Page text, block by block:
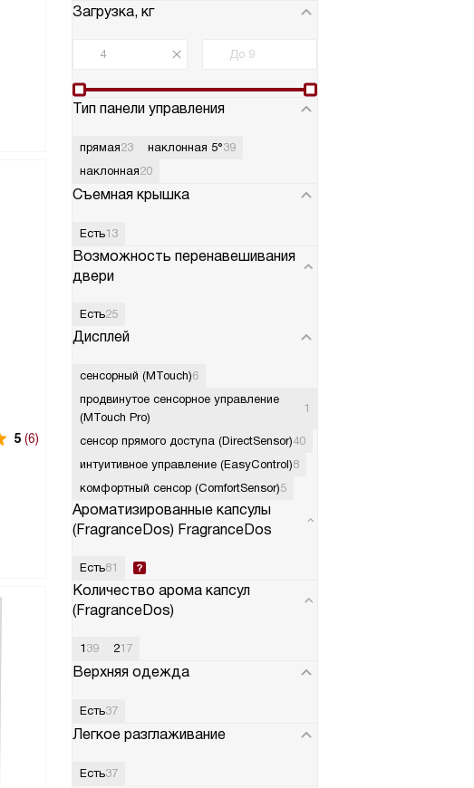
Загрузка, кг
Тип панели управления
прямая23 наклонная 5°39
наклонная20
Съемная крышка
Есть13
Возможность перенавешивания
двери
Есть25
Дисплей
сенсорный (MTouch)6
продвинутое сенсорное управление
(MTouch Pro)
1
сенсор прямого доступа (DirectSensor)40
интуитивное управление (EasyControl)8
комфортный сенсор (ComfortSensor)5
Ароматизированные капсулы
(FragranceDos) FragranceDos
Есть81
Количество арома капсул
(FragranceDos)
1 39 217
Верхняя одежда
Есть37
Легкое разглаживание
Есть37
5 (6)